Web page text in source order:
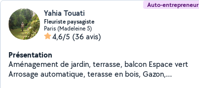
Auto-entrepreneur
Yahia Touati
Fleuriste paysagiste
Paris (Madeleine 5)
4,6/5 (36 avis)
Présentation
Aménagement de jardin, terrasse, balcon Espace vert
Arrosage automatique, terasse en bois, Gazon,